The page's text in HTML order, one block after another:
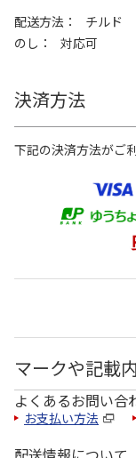
配送方法
チルド
のし
対応可
決済方法
下記の決済方法がご
マークや記載
よくあるお問い合
お支払い方法